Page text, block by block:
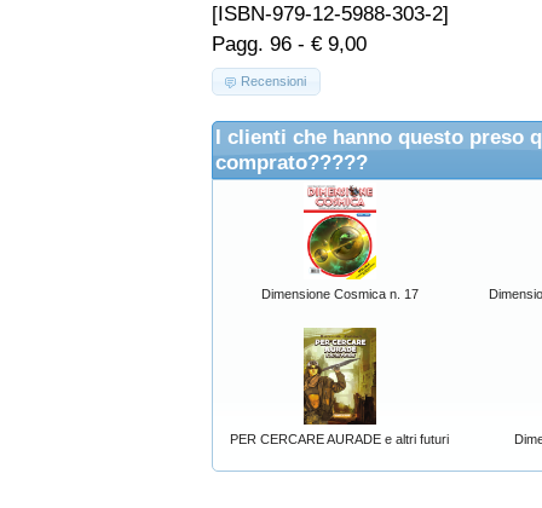
[ISBN-979-12-5988-303-2]
Pagg. 96 - € 9,00
Recensioni
I clienti che hanno questo preso
comprato?????
Dimensione Cosmica n. 17
PER CERCARE AURADE e altri futuri